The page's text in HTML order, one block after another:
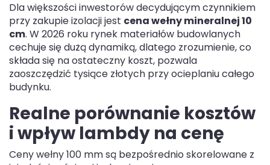
Dla większości inwestorów decydującym czynnikiem
przy zakupie izolacji jest cena wełny mineralnej 10
cm. W 2026 roku rynek materiałów budowlanych
cechuje się dużą dynamiką, dlatego zrozumienie, co
składa się na ostateczny koszt, pozwala
zaoszczędzić tysiące złotych przy ocieplaniu całego
budynku.
Realne porównanie kosztów
i wpływ lambdy na cenę
Ceny wełny 100 mm są bezpośrednio skorelowane z